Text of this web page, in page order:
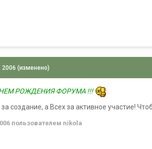
2006 (изменено)
РОЖДЕНИЯ ФОРУМА !!!
создание, а Всех за активное участие!
пользователем nikola